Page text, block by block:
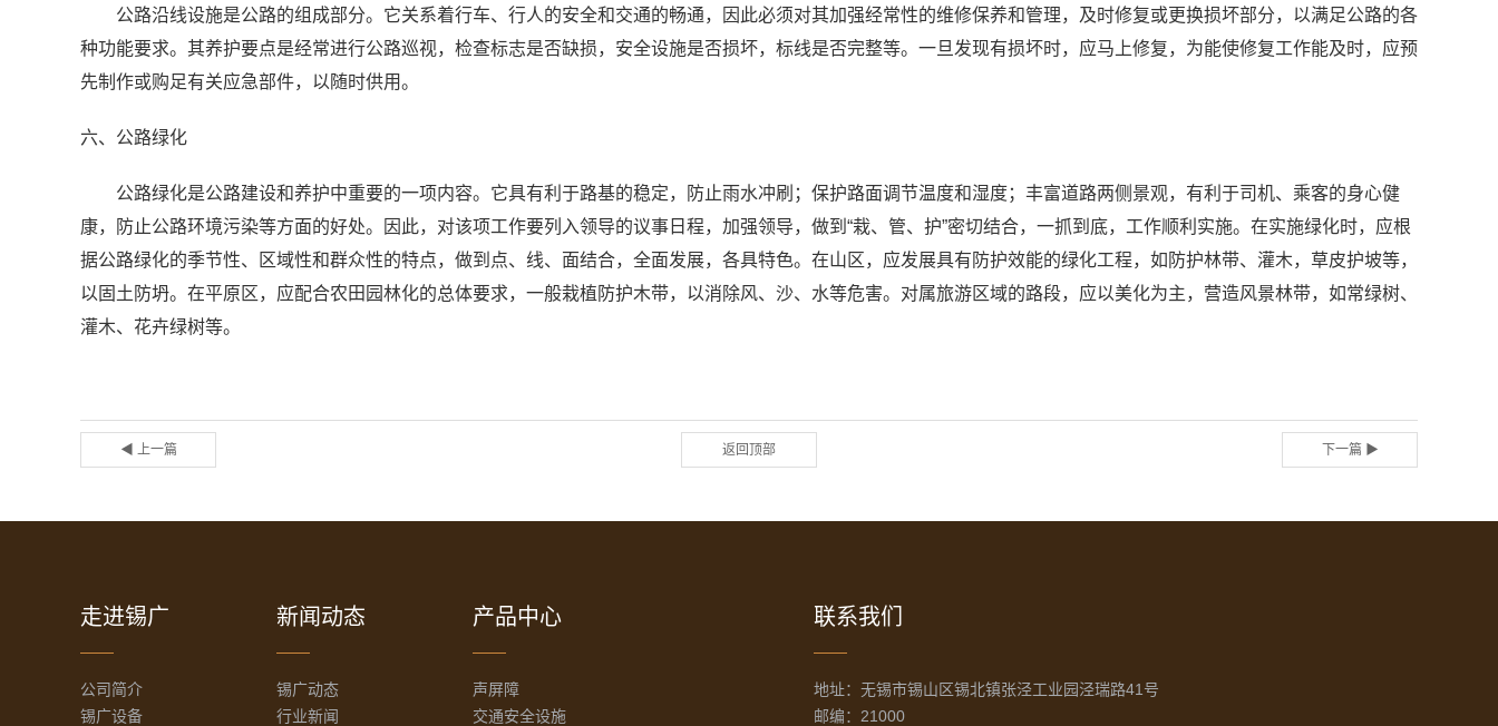
公路沿线设施是公路的组成部分。它关系着行车、行人的安全和交通的畅通，因此必须对其加强经常性的维修保养和管理，及时修复或更换损坏部分，以满足公路的各
种功能要求。其养护要点是经常进行公路巡视，检查标志是否缺损，安全设施是否损坏，标线是否完整等。一旦发现有损坏时，应马上修复，为能使修复工作能及时，应预
先制作或购足有关应急部件，以随时供用。
六、公路绿化
公路绿化是公路建设和养护中重要的一项内容。它具有利于路基的稳定，防止雨水冲刷；保护路面调节温度和湿度；丰富道路两侧景观，有利于司机、乘客的身心健
康，防止公路环境污染等方面的好处。因此，对该项工作要列入领导的议事日程，加强领导，做到“栽、管、护”密切结合，一抓到底，工作顺利实施。在实施绿化时，应根
据公路绿化的季节性、区域性和群众性的特点，做到点、线、面结合，全面发展，各具特色。在山区，应发展具有防护效能的绿化工程，如防护林带、灌木，草皮护坡等，
以固土防坍。在平原区，应配合农田园林化的总体要求，一般栽植防护木带，以消除风、沙、水等危害。对属旅游区域的路段，应以美化为主，营造风景林带，如常绿树、
灌木、花卉绿树等。
◀ 上一篇 返回顶部 下一篇 ▶
走进锡广
公司简介
锡广设备
新闻动态
锡广动态
行业新闻
产品中心
声屏障
交通安全设施
联系我们
地址：无锡市锡山区锡北镇张泾工业园泾瑞路41号
邮编：21000